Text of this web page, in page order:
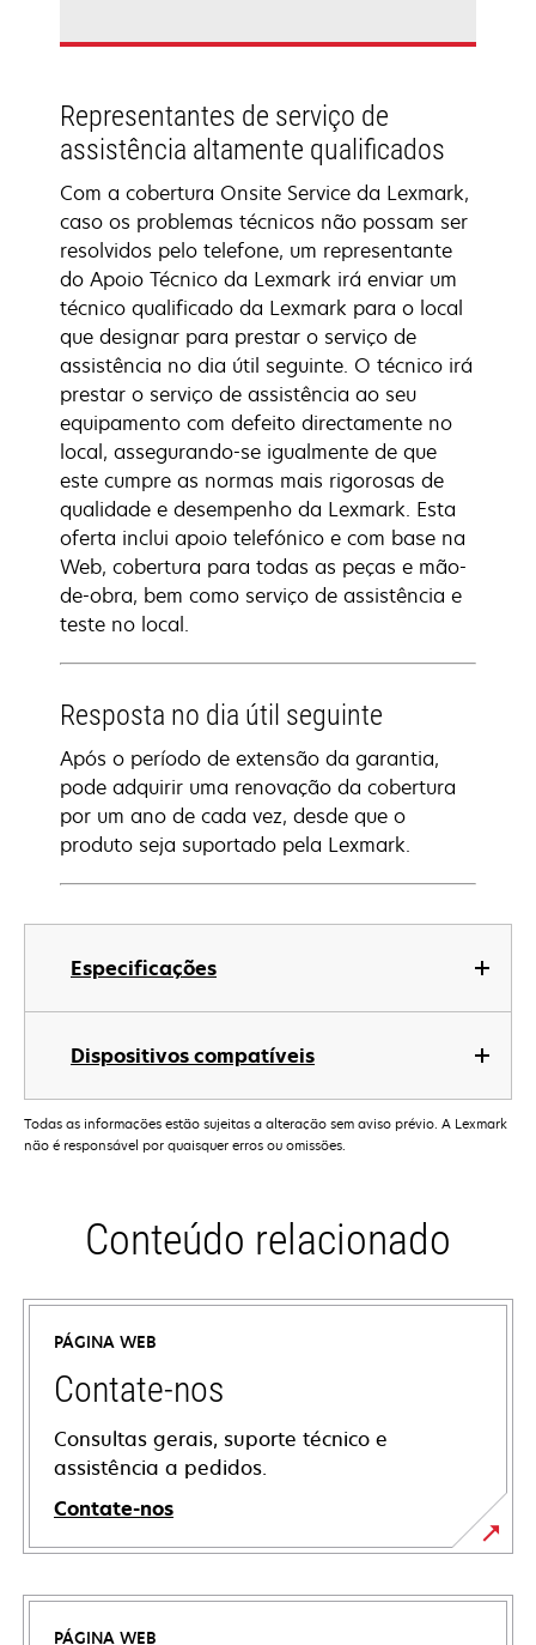
Especificações
Dispositivos compatíveis
Representantes de serviço de
assistência altamente qualificados
Com a cobertura Onsite Service da Lexmark,
caso os problemas técnicos não possam ser
resolvidos pelo telefone, um representante
do Apoio Técnico da Lexmark irá enviar um
técnico qualificado da Lexmark para o local
que designar para prestar o serviço de
assistência no dia útil seguinte. O técnico irá
prestar o serviço de assistência ao seu
equipamento com defeito directamente no
local, assegurando-se igualmente de que
este cumpre as normas mais rigorosas de
qualidade e desempenho da Lexmark. Esta
oferta inclui apoio telefónico e com base na
Web, cobertura para todas as peças e mão-
de-obra, bem como serviço de assistência e
teste no local.
Resposta no dia útil seguinte
Após o período de extensão da garantia,
pode adquirir uma renovação da cobertura
por um ano de cada vez, desde que o
produto seja suportado pela Lexmark.
Todas as informações estão sujeitas a alteração sem aviso prévio. A Lexmark
não é responsável por quaisquer erros ou omissões.
Conteúdo relacionado
PÁGINA WEB
Contate-nos
Consultas gerais, suporte técnico e
assistência a pedidos.
Contate-nos
PÁGINA WEB